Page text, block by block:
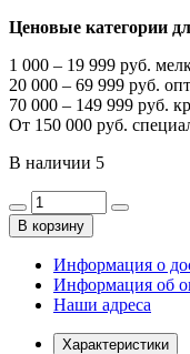
Ценовые категории
1 000 – 19 999 руб.
20 000 – 69 999 руб.
70 000 – 149 999 руб.
От 150 000 руб.
В наличии 5
В корзину
Информация о
Информация об
Наши адреса
Характеристики